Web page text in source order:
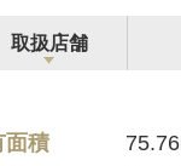
取扱店舗
面積